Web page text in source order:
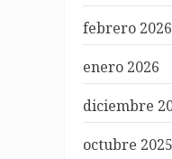
febrero 2026
enero 2026
diciembre
octubre 2025